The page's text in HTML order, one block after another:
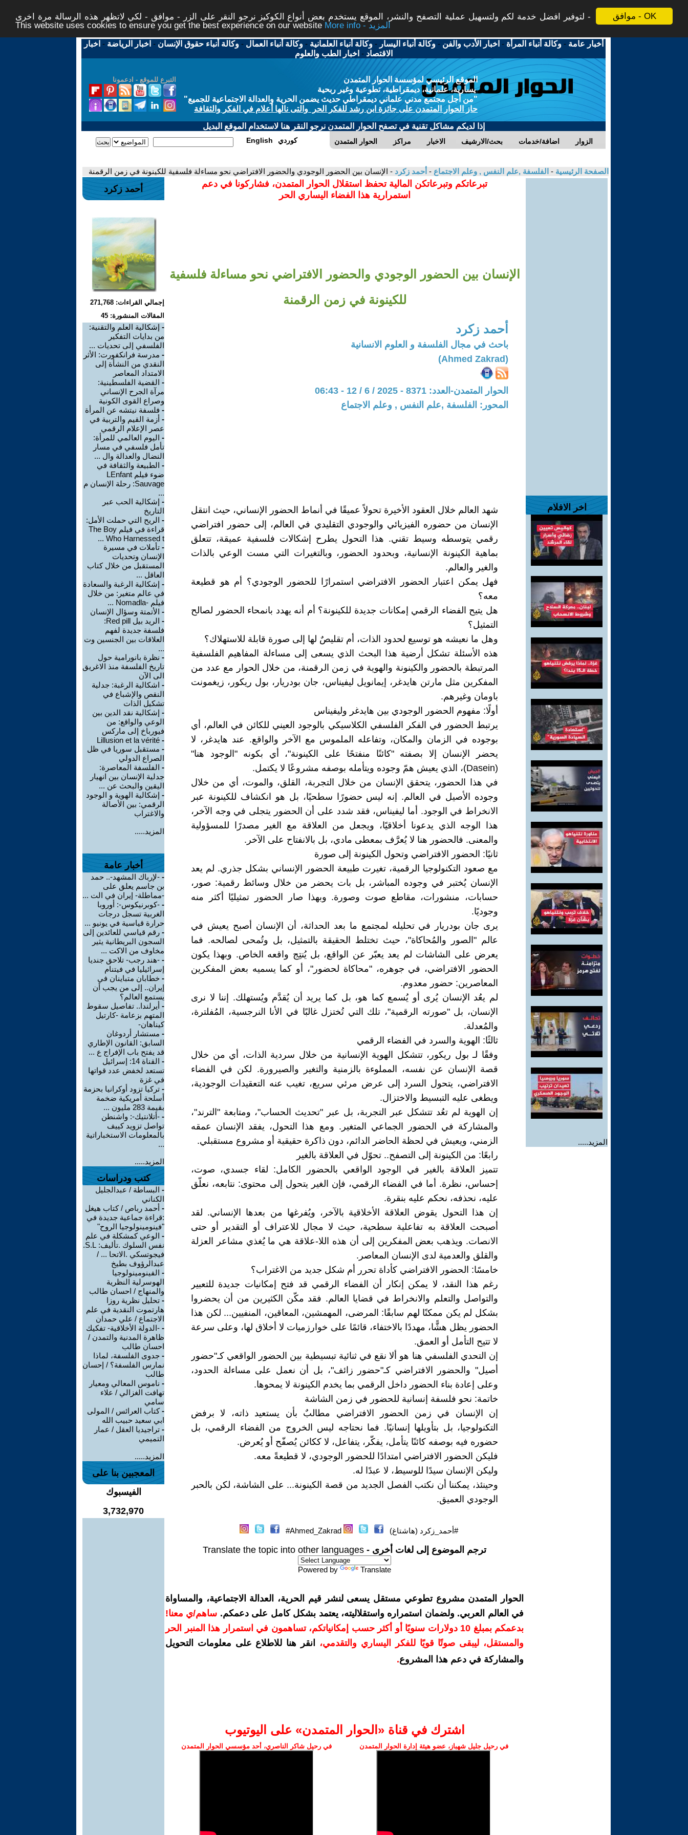
موافق - OK
لتوفير افضل خدمة لكم ولتسهيل عملية التصفح والنشر، الموقع يستخدم بعض أنواع الكوكيز نرجو النقر على الزر - موافق - لكي لاتظهر هذه الرسالة مرة اخرى -
This website uses cookies to ensure you get the best experience on our website
More info - المزيد
أخبار عامة -وكالة أنباء المرأة - اخبار الأدب والفن -وكالة أنباء اليسار -وكالة أنباء العلمانية -وكالة أنباء العمال -وكالة أنباء حقوق الإنسان - اخبار الرياضة - اخبار
الاقتصاد - اخبار الطب والعلوم
التبرع للموقع - ادعمونا
الموقع الرئيسي لمؤسسة الحوار المتمدن
يسارية، علمانية، ديمقراطية، تطوعية وغير ربحية
"من أجل مجتمع مدني علماني ديمقراطي حديث يضمن الحرية والعدالة الاجتماعية للجميع"
حاز الحوار المتمدن على جائزة ابن رشد للفكر الحر والتى نالها أعلام في الفكر والثقافة
إذا لديكم مشاكل تقنية في تصفح الحوار المتمدن نرجو النقر هنا لاستخدام الموقع البديل
الحوار المتمدن مراكز الاخبار بحث/الارشيف اضافة/خدمات الزوار English كوردي
الصفحة الرئيسية - الفلسفة ,علم النفس , وعلم الاجتماع - أحمد زكرد - الإنسان بين الحضور الوجودي والحضور الافتراضي نحو مساءلة فلسفية للكينونة في زمن الرقمنة
اخر الافلام
المزيد.....
تبرعاتكم وتبرعاتكن المالية تحفظ استقلال الحوار المتمدن، فشاركونا في دعم
استمرارية هذا الفضاء اليساري الحر
الإنسان بين الحضور الوجودي والحضور الافتراضي نحو مساءلة فلسفية
للكينونة في زمن الرقمنة
أحمد زكرد
باحث في مجال الفلسفة و العلوم الانسانية
(Ahmed Zakrad)
الحوار المتمدن-العدد: 8371 - 2025 / 6 / 12 - 06:43
المحور: الفلسفة ,علم النفس , وعلم الاجتماع
شهد العالم خلال العقود الأخيرة تحولاً عميقًا في أنماط الحضور الإنساني، حيث انتقل
الإنسان من حضوره الفيزيائي والوجودي التقليدي في العالم، إلى حضور افتراضي
رقمي يتوسطه وسيط تقني. هذا التحول يطرح إشكالات فلسفية عميقة، تتعلق
بماهية الكينونة الإنسانية، وبحدود الحضور، وبالتغيرات التي مست الوعي بالذات
والغير والعالم.
فهل يمكن اعتبار الحضور الافتراضي استمرارًا للحضور الوجودي؟ أم هو قطيعة
معه؟
هل يتيح الفضاء الرقمي إمكانات جديدة للكينونة؟ أم أنه يهدد بانمحاء الحضور لصالح
التمثيل؟
وهل ما نعيشه هو توسيع لحدود الذات، أم تقليصٌ لها إلى صورة قابلة للاستهلاك؟
هذه الأسئلة تشكل أرضية هذا البحث الذي يسعى إلى مساءلة المفاهيم الفلسفية
المرتبطة بالحضور والكينونة والهوية في زمن الرقمنة، من خلال الحوار مع عدد من
المفكرين مثل مارتن هايدغر، إيمانويل ليفيناس، جان بودريار، بول ريكور، زيغمونت
باومان وغيرهم.
أولًا: مفهوم الحضور الوجودي بين هايدغر وليفيناس
يرتبط الحضور في الفكر الفلسفي الكلاسيكي بالوجود العيني للكائن في العالم، أي
بوجوده في الزمان والمكان، وتفاعله الملموس مع الآخر والواقع. عند هايدغر، لا
يحضر الإنسان إلا بصفته "كائنًا منفتحًا على الكينونة"، أي بكونه "الوجود هنا"
(Dasein)، الذي يعيش همّ وجوده ويتأمله بوصفه مشروعًا لا يكتمل.
في هذا الحضور، يتحقق الإنسان من خلال التجربة، القلق، والموت، أي من خلال
وجوده الأصيل في العالم. إنه ليس حضورًا سطحيًا، بل هو انكشاف للكينونة عبر
الانخراط في الوجود. أما ليفيناس، فقد شدد على أن الحضور يتجلى في وجه الآخر،
هذا الوجه الذي يدعونا أخلاقيًا، ويجعل من العلاقة مع الغير مصدرًا للمسؤولية
والمعنى. فالحضور هنا لا يُعرَّف بمعطى مادي، بل بالانفتاح على الآخر.
ثانيًا: الحضور الافتراضي وتحول الكينونة إلى صورة
مع صعود التكنولوجيا الرقمية، تغيرت طبيعة الحضور الإنساني بشكل جذري. لم يعد
الإنسان يُختبر في وجوده المباشر، بل بات يحضر من خلال وسائط رقمية: صور،
حسابات، منشورات، مقاطع صوت وصورة. وبهذا صار الحضور تمثيليًا أكثر منه
وجوديًا.
يرى جان بودريار في تحليله لمجتمع ما بعد الحداثة، أن الإنسان أصبح يعيش في
عالم "الصور والمُحاكاة"، حيث تختلط الحقيقة بالتمثيل، بل وتُمحى لصالحه. فما
يعرض على الشاشات لم يعد يعبّر عن الواقع، بل يُنتِج واقعه الخاص. وبهذا يكون
الحضور الافتراضي، في جوهره، "محاكاة لحضور"، أو كما يسميه بعض المفكرين
المعاصرين: حضور معدوم.
لم يعُد الإنسان يُرى أو يُسمع كما هو، بل كما يريد أن يُقدَّم ويُستهلك. إننا لا نرى
الإنسان، بل "صورته الرقمية"، تلك التي تُختزل غالبًا في الأنا النرجسية، المُفلترة،
والمُعدلة.
ثالثًا: الهوية والسرد في الفضاء الرقمي
وفقًا لـ بول ريكور، تتشكل الهوية الإنسانية من خلال سردية الذات، أي من خلال
قصة الإنسان عن نفسه، المملوءة بالزمنية والتغير والصيرورة. لكن في الفضاء
الافتراضي، يتحول السرد إلى عرض مرئي سريع، تغيب عنه التعقيدات الوجودية،
ويطغى عليه التبسيط والاختزال.
إن الهوية لم تعُد تتشكل عبر التجربة، بل عبر "تحديث الحساب"، ومتابعة "الترند"،
والمشاركة في الحضور الجماعي المتغير. ومع هذا التحول، يفقد الإنسان عمقه
الزمني، ويعيش في لحظة الحاضر الدائم، دون ذاكرة حقيقية أو مشروع مستقبلي.
رابعًا: من الكينونة إلى التصفح.. تحوّل في العلاقة بالغير
تتميز العلاقة بالغير في الوجود الواقعي بالحضور الكامل: لقاء جسدي، صوت،
إحساس، نظرة. أما في الفضاء الرقمي، فإن الغير يتحول إلى محتوى: نتابعه، نعلّق
عليه، نحذفه، نحكم عليه بنقرة.
إن هذا التحول يقوض العلاقة الأخلاقية بالآخر، ويُفرغها من بعدها الإنساني. لقد
أصبحت العلاقة به تفاعلية سطحية، حيث لا مجال للاعتراف أو التقدير أو حتى
الانصات. ويذهب بعض المفكرين إلى أن هذه اللا-علاقة هي ما يُغذي مشاعر العزلة
والقلق والعدمية لدى الإنسان المعاصر.
خامسًا: الحضور الافتراضي كأداة تحرر أم شكل جديد من الاغتراب؟
رغم هذا النقد، لا يمكن إنكار أن الفضاء الرقمي قد فتح إمكانيات جديدة للتعبير
والتواصل والتعلم والانخراط في قضايا العالم. فقد مكّن الكثيرين من أن يحضروا
بشكل لم يكن ممكنًا لهم سابقًا: المرضى، المهمشين، المعاقين، المنفيين... لكن هذا
الحضور يظل هشًّا، مهددًا بالاختفاء، قائمًا على خوارزميات لا أخلاق لها، وعلى سرعة
لا تتيح التأمل أو العمق.
إن التحدي الفلسفي هنا هو ألا نقع في ثنائية تبسيطية بين الحضور الواقعي كـ"حضور
أصيل" والحضور الافتراضي كـ"حضور زائف"، بل أن نعمل على مساءلة الحدود،
وعلى إعادة بناء الحضور داخل الرقمي بما يخدم الكينونة لا يمحوها.
خاتمة: نحو فلسفة إنسانية للحضور في زمن الشاشة
إن الإنسان في زمن الحضور الافتراضي مطالبٌ بأن يستعيد ذاته، لا برفض
التكنولوجيا، بل بتأويلها إنسانيًا. فما نحتاجه ليس الخروج من الفضاء الرقمي، بل
حضوره فيه بوصفه كائنًا يتأمل، يفكّر، يتفاعل، لا ككائن يُصفّح أو يُعرض.
فليكن الحضور الافتراضي امتدادًا للحضور الوجودي، لا قطيعةً معه.
وليكن الإنسان سيدًا للوسيط، لا عبدًا له.
وحينئذ، يمكننا أن نكتب الفصل الجديد من قصة الكينونة... على الشاشة، لكن بالحبر
الوجودي العميق.
#أحمد_زكرد (هاشتاغ) Ahmed_Zakrad#
ترجم الموضوع إلى لغات أخرى - Translate the topic into other languages
Powered by Translate
الحوار المتمدن مشروع تطوعي مستقل يسعى لنشر قيم الحرية، العدالة الاجتماعية، والمساواة
في العالم العربي. ولضمان استمراره واستقلاليته، يعتمد بشكل كامل على دعمكم. ساهم/ي معنا!
بدعمكم بمبلغ 10 دولارات سنويًا أو أكثر حسب إمكانياتكم، تساهمون في استمرار هذا المنبر الحر
والمستقل، ليبقى صوتًا قويًا للفكر اليساري والتقدمي،
انقر هنا للاطلاع على معلومات التحويل
والمشاركة في دعم هذا المشروع.
اشترك في قناة ‫«الحوار المتمدن» على اليوتيوب
في رحيل جليل شهباز، عضو هيئة إدارة الحوار المتمدن في رحيل شاكر الناصري، أحد مؤسسي الحوار المتمدن
أحمد زكرد
إجمالي القراءات: 271,768
المقالات المنشورة: 45
- إشكالية العلم والتقنية:
من بدايات التفكير
الفلسفي إلى تحديات ...
- مدرسة فرانكفورت: الأثر
النقدي من النشأة إلى
الامتداد المعاصر
- القضية الفلسطينية:
مرآة الجرح الإنساني
وصراع القوى الكونية
- فلسفة نيتشه عن المرأة
- أزمة القيم والتربية في
عصر الإعلام الرقمي
- اليوم العالمي للمرأة:
تأمل فلسفي في مسار
النضال والعدالة وال ...
- الطبيعة والثقافة في
ضوء فيلم LEnfant
Sauvage: رحلة الإنسان م
...
- إشكالية الحب عبر
التاريخ
- الريح التي حملت الأمل:
قراءة في فيلم The Boy
Who Harnessed t ...
- تأملات في مسيرة
الإنسان وتحديات
المستقبل من خلال كتاب
العاقل ...
- إشكالية الرغبة والسعادة
في عالم متغير: من خلال
فيلم -Nomadla ...
- الأتمتة وسؤال الإنسان
-
الريد بيل Red pill:
فلسفة جديدة لفهم
العلاقات بين الجنسين وت
...
- نظرة بانورامية حول
تاريخ الفلسفة منذ الاغريق
الى الآن
- اشكالية الرغبة: جدلية
النقص والإشباع في
تشكيل الذات
- إشكالية نقد الدين بين
الوعي والواقع: من
فيورباخ إلى ماركس
-
Lillusion et la vérité
- مستقبل سوريا في ظل
الصراع الدولي
- الفلسفة المعاصرة:
جدلية الإنسان بين انهيار
اليقين والبحث عن ...
- إشكالية الهوية و الوجود
الرقمي: بين الأصالة
والاغتراب
المزيد.....
أخبار عامة
- -لإرباك المشهد-.. حمد
بن جاسم يعلق على
-مماطلة- إيران في الت ...
- -كوبرنيكوس-: أوروبا
الغربية تسجل درجات
حرارة قياسية في يونيو ...
- رقم قياسي للعائدين إلى
السجون البريطانية يثير
مخاوف من الاكت ...
- -هند رجب- تلاحق جنديا
إسرائيليا في فيتنام
- خطابان متباينان في
إيران.. إلى من يجب أن
يستمع العالم؟
- أيرلندا.. تفاصيل سقوط
المتهم بزعامة -كارتيل
كيناهان-
- مستشار أردوغان
السابق: القانون الإطاري
قد يفتح باب الإفراج ع ...
-
القناة 14: إسرائيل
تستعد لخفض عدد قواتها
في غزة
- تركيا تزود أوكرانيا بحزمة
أسلحة أمريكية ضخمة
بقيمة 283 مليون ...
- -أتلانتيك-: واشنطن
تواصل تزويد كييف
بالمعلومات الاستخباراتية
...
المزيد.....
كتب ودراسات
- البساطة / عبدالجليل
الكناني
- أحمد رباص / كتاب هيغل
:قراءة جماعية جديدة في
"فينومينولوجيا الروح"
- الوعي كمشكلة في علم
نفس السلوك .تأليف: S.L.
فيجوتسكي .الاتحا ... /
عبدالرؤوف بطيخ
- الفينومينولوجيا
الهوسرلية النظرية
والمنهاج / احسان طالب
- تحليل نظرية روزا
هارتموت النقدية في علم
الاجتماع / علي حمدان
- -الدولة الأخلاقية- تفكيك
ظاهرة المدنية والتمدن /
احسان طالب
- جدوى الفلسفة، لماذا
نمارس الفلسفة؟ / إحسان
طالب
- ناموس المعالي ومعيار
تهافت الغزالي / علاء
سامي
-كتاب العرائس / المولى
ابي سعيد حبيب الله
- تراجيديا العقل / عمار
التميمي
المزيد.....
المعجبين بنا على
الفيسبوك
3,732,970